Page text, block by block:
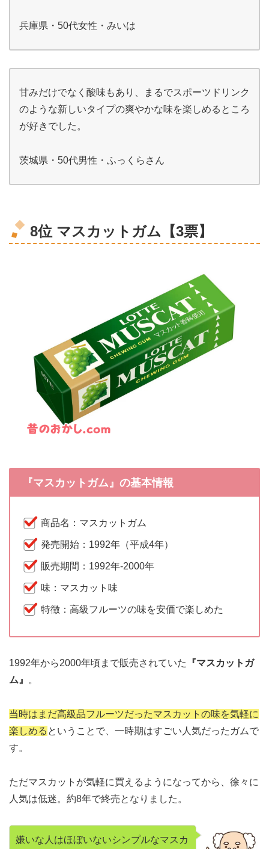
兵庫県・50代女性・みいは
甘みだけでなく酸味もあり、まるでスポーツドリンク
のような新しいタイプの爽やかな味を楽しめるところ
が好きでした。
茨城県・50代男性・ふっくらさん
8位 マスカットガム【3票】
『マスカットガム』の基本情報
商品名：マスカットガム
発売開始：1992年（平成4年）
販売期間：1992年-2000年
味：マスカット味
特徴：高級フルーツの味を安価で楽しめた
1992年から2000年頃まで販売されていた
『マスカットガ
ム』
。
当時はまだ高級品フルーツだったマスカットの味を気軽に
楽しめる ということで、一時期はすごい人気だったガムで
す。
ただマスカットが気軽に買えるようになってから、徐々に
人気は低迷。約8年で終売となりました。
嫌いな人はほぼいないシンプルなマスカ